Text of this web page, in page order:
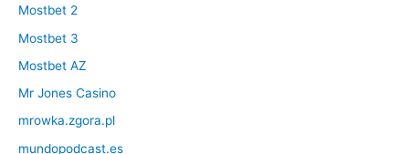
Mostbet 2
Mostbet 3
Mostbet AZ
Mr Jones Casino
mrowka.zgora.pl
mundopodcast.es